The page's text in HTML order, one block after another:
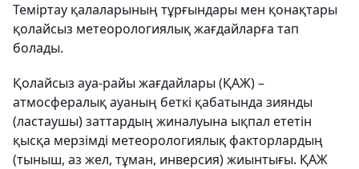
Теміртау қалаларының тұрғындары мен қонақтары
қолайсыз метеорологиялық жағдайларға тап
болады.
Қолайсыз ауа-райы жағдайлары (ҚАЖ) –
атмосфералық ауаның беткі қабатында зиянды
(ластаушы) заттардың жиналуына ықпал ететін
қысқа мерзімді метеорологиялық факторлардың
(тыныш, аз жел, тұман, инверсия) жиынтығы. ҚАЖ